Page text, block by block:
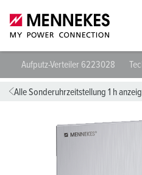
Aufputz-Verteiler 6223028
Alle Sonderuhrzeitstellung 1 h